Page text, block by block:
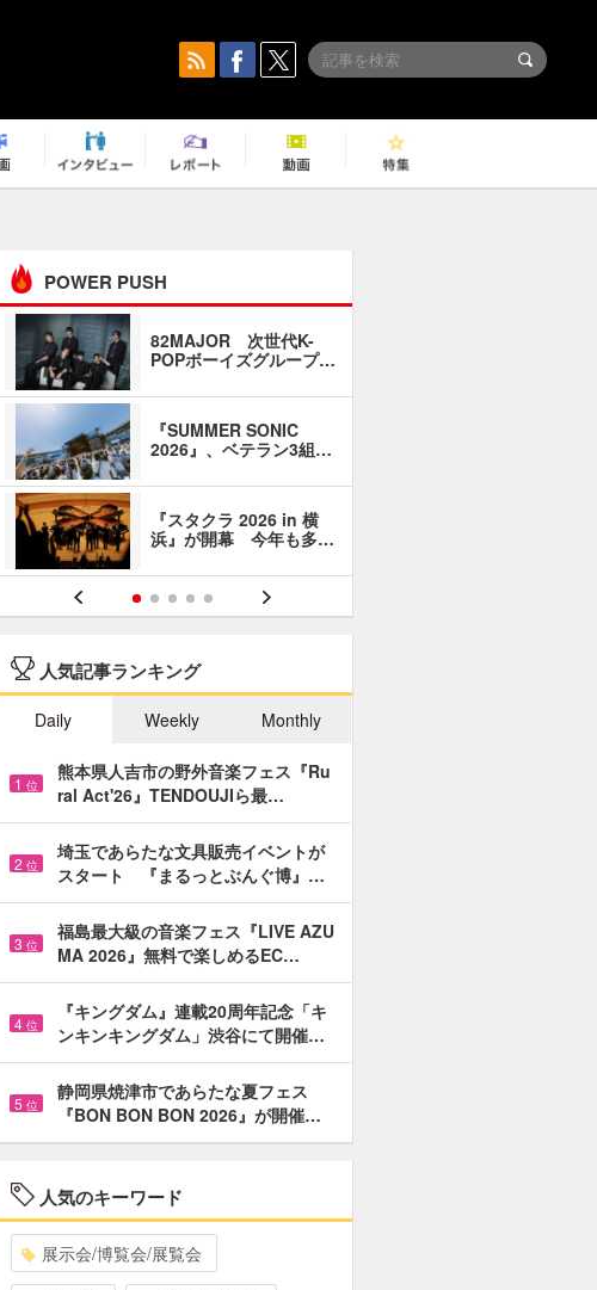
POWER PUSH
82MAJOR 次世代K-
POPボーイズグループ…
『SUMMER SONIC
2026』、ベテラン3組…
『スタクラ 2026 in 横
浜』が開幕 今年も多…
人気記事ランキング
Daily Weekly Monthly
1 位
熊本県人吉市の野外音楽フェス『Ru
ral Act'26』TENDOUJIら最…
2 位
埼玉であらたな文具販売イベントが
スタート 『まるっとぶんぐ博』…
3 位
福島最大級の音楽フェス『LIVE AZU
MA 2026』無料で楽しめるEC…
4 位
『キングダム』連載20周年記念「キ
ンキンキングダム」渋谷にて開催…
5 位
静岡県焼津市であらたな夏フェス
『BON BON BON 2026』が開催…
人気のキーワード
展示会/博覧会/展覧会